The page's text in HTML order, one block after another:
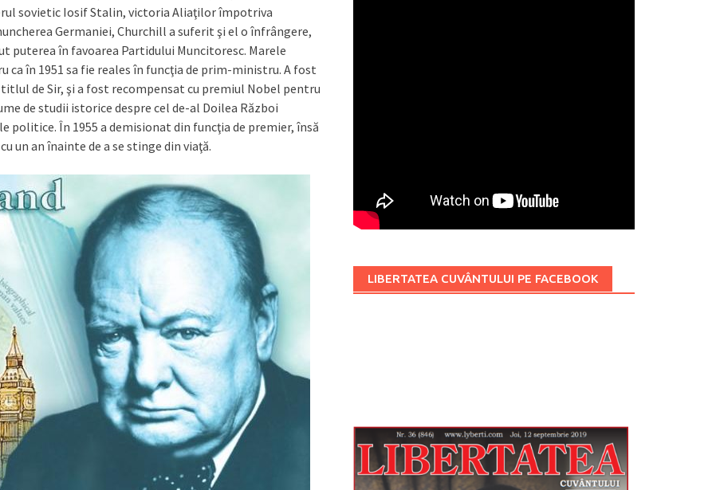
sovietic Iosif Stalin, victoria Aliaţilor împotriva
Germaniei, Churchill a suferit şi el o înfrângere,
puterea în favoarea Partidului Muncitoresc. Marele
în 1951 sa fie reales în funcţia de prim-ministru. A fost
de Sir, şi a fost recompensat cu premiul Nobel pentru
de studii istorice despre cel de-al Doilea Război
politice. În 1955 a demisionat din funcţia de premier, însă
un an înainte de a se stinge din viaţă.
LIBERTATEA CUVÂNTULUI PE FACEBOOK